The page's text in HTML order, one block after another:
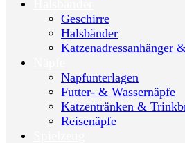
Geschirre
Halsbänder
Katzenadressanhänger
Napfunterlagen
Futter- & Wassernäpfe
Katzentränken &
Reisenäpfe